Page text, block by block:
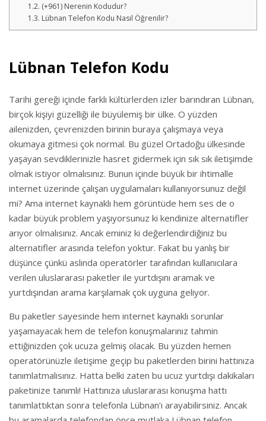
(+961) Nerenin Kodudur?
Lübnan Telefon Kodu Nasıl Öğrenilir?
Lübnan Telefon Kodu
Tarihi gereği içinde farklı kültürlerden izler barındıran Lübnan,
birçok kişiyi güzelliği ile büyülemiş bir ülke. O yüzden
ailenizden, çevrenizden birinin buraya çalışmaya veya
okumaya gitmesi çok normal. Bu güzel Ortadoğu ülkesinde
yaşayan sevdiklerinizle hasret gidermek için sık sık iletişimde
olmak istiyor olmalısınız. Bunun içinde büyük bir ihtimalle
internet üzerinde çalışan uygulamaları kullanıyorsunuz değil
mi? Ama internet kaynaklı hem görüntüde hem ses de o
kadar büyük problem yaşıyorsunuz ki kendinize alternatifler
arıyor olmalısınız. Ancak eminiz ki değerlendirdiğiniz bu
alternatifler arasında telefon yoktur. Fakat bu yanlış bir
düşünce çünkü aslında operatörler tarafından kullanıcılara
verilen uluslararası paketler ile yurtdışını aramak ve
yurtdışından arama karşılamak çok uyguna geliyor.
Bu paketler sayesinde hem internet kaynaklı sorunlar
yaşamayacak hem de telefon konuşmalarınız tahmin
ettiğinizden çok ucuza gelmiş olacak. Bu yüzden hemen
operatörünüzle iletişime geçip bu paketlerden birini hattınıza
tanımlatmalısınız. Hatta belki zaten bu ucuz yurtdışı dakikaları
paketinize tanımlı! Hattınıza uluslararası konuşma hattı
tanımlattıktan sonra telefonla Lübnan’ı arayabilirsiniz. Ancak